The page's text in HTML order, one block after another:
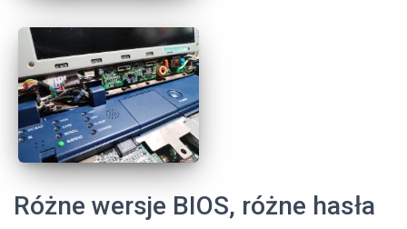
Różne wersje BIOS, różne hasła